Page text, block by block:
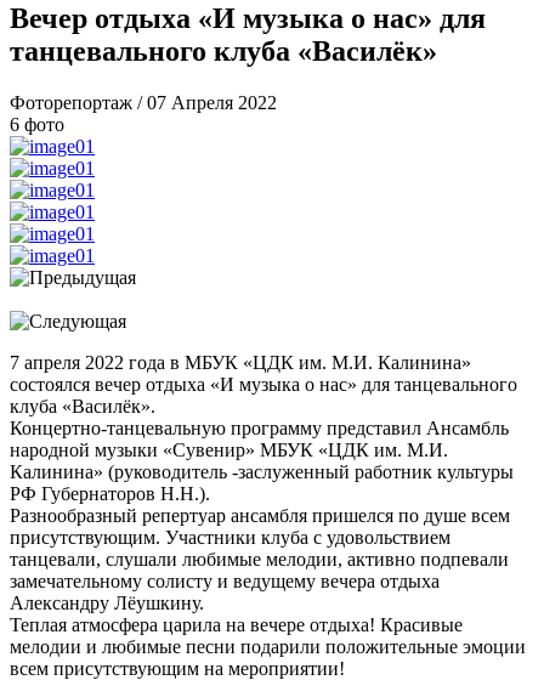
Вечер отдыха «И музыка о нас» для
танцевального клуба «Василёк»
Фоторепортаж / 07 Апреля 2022
6 фото
7 апреля 2022 года в МБУК «ЦДК им. М.И. Калинина»
состоялся вечер отдыха «И музыка о нас» для танцевального
клуба «Василёк».
Концертно-танцевальную программу представил Ансамбль
народной музыки «Сувенир» МБУК «ЦДК им. М.И.
Калинина» (руководитель -заслуженный работник культуры
РФ Губернаторов Н.Н.).
Разнообразный репертуар ансамбля пришелся по душе всем
присутствующим. Участники клуба с удовольствием
танцевали, слушали любимые мелодии, активно подпевали
замечательному солисту и ведущему вечера отдыха
Александру Лёушкину.
Теплая атмосфера царила на вечере отдыха! Красивые
мелодии и любимые песни подарили положительные эмоции
всем присутствующим на мероприятии!